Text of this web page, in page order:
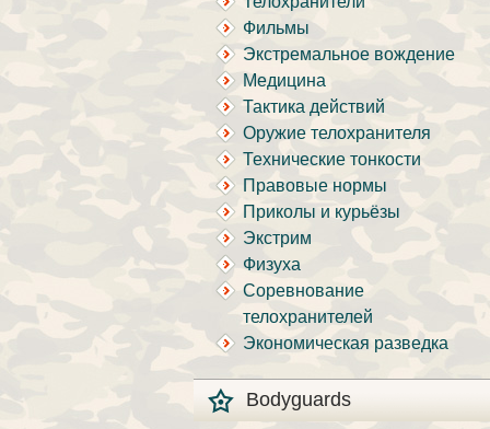
Фильмы
Экстремальное вождение
Медицина
Тактика действий
Оружие телохранителя
Технические тонкости
Правовые нормы
Приколы и курьёзы
Экстрим
Физуха
Соревнование
телохранителей
Экономическая разведка
Bodyguards